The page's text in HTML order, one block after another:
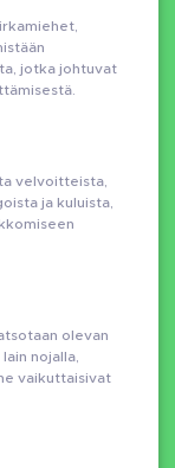
jotka johtuvat
velvoitteista,
ja kuluista,
olevan
nojalla,
vaikuttaisivat